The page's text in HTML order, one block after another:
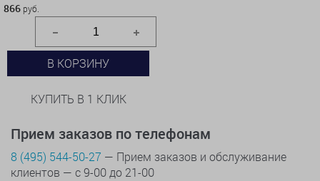
866 руб.
В КОРЗИНУ
КУПИТЬ В 1 КЛИК
Прием заказов по телефонам
8 (495) 544-50-27 — Прием заказов и обслуживание
клиентов — с 9-00 до 21-00